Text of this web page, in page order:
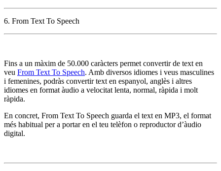
6. From Text To Speech
Fins a un màxim de 50.000 caràcters permet convertir de text en
veu From Text To Speech. Amb diversos idiomes i veus masculines
i femenines, podràs convertir text en espanyol, anglès i altres
idiomes en format àudio a velocitat lenta, normal, ràpida i molt
ràpida.
En concret, From Text To Speech guarda el text en MP3, el format
més habitual per a portar en el teu telèfon o reproductor d’àudio
digital.